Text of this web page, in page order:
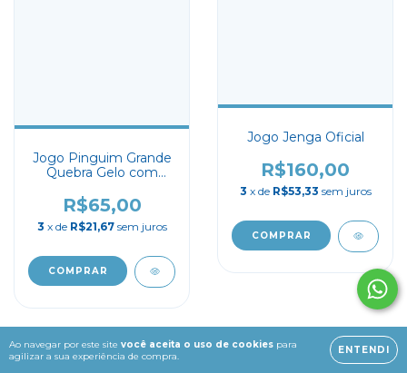
Ao navegar por este site você aceita o uso de cookies para
agilizar a sua experiência de compra.
ENTENDI
Jogo Pinguim Grande
Quebra Gelo com
R$65,00
3 x de R$21,67 sem juros
Jogo Jenga Oficial
R$160,00
3 x de R$53,33 sem juros